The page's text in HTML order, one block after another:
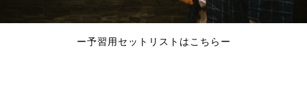
ー予習用セットリストはこちらー